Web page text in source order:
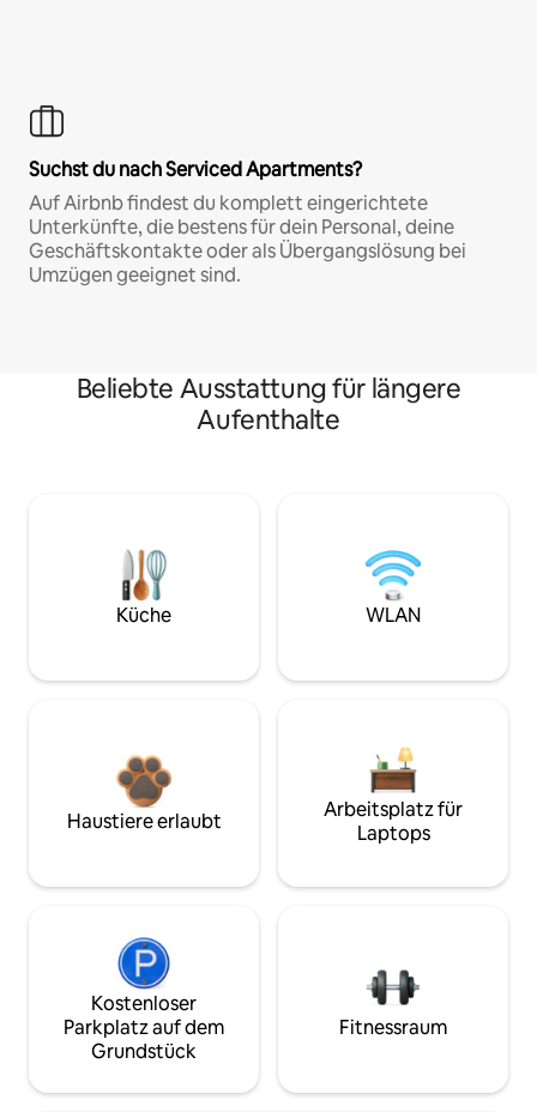
Suchst du nach Serviced Apartments?
Auf Airbnb findest du komplett eingerichtete
Unterkünfte, die bestens für dein Personal, deine
Geschäftskontakte oder als Übergangslösung bei
Umzügen geeignet sind.
Beliebte Ausstattung für längere
Aufenthalte
Küche WLAN
Haustiere erlaubt
Arbeitsplatz für
Laptops
Kostenloser
Parkplatz auf dem
Grundstück
Fitnessraum